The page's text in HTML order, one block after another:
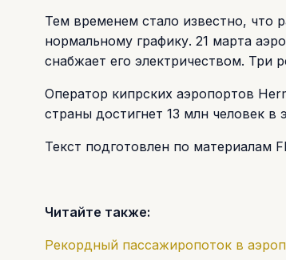
Тем временем стало известно, что
нормальному графику. 21 марта
снабжает его электричеством. Три
Оператор кипрских аэропортов
страны достигнет 13 млн человек
Текст подготовлен по материалам
Читайте также:
Рекордный пассажиропоток в